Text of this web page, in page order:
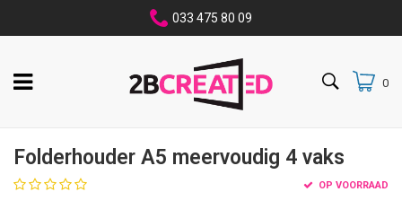
033 475 80 09
0
Folderhouder A5 meervoudig 4 vaks
OP VOORRAAD